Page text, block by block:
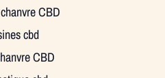
CBD
cbd
CBD